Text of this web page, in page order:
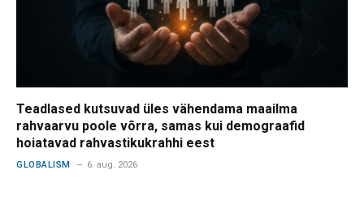
Teadlased kutsuvad üles vähendama maailma
rahvaarvu poole võrra, samas kui demograafid
hoiatavad rahvastikukrahhi eest
GLOBALISM 6. aug. 2026